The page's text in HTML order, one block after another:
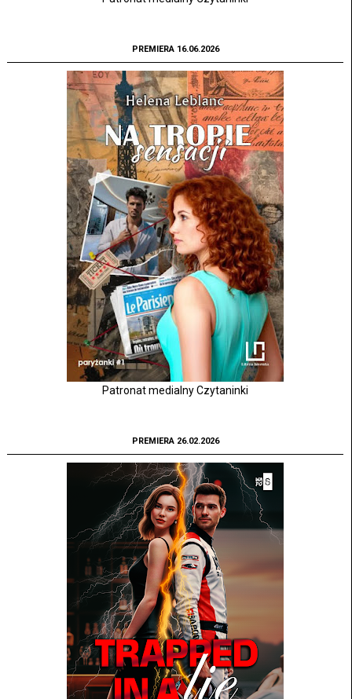
PREMIERA 16.06.2026
Patronat medialny Czytaninki
PREMIERA 26.02.2026